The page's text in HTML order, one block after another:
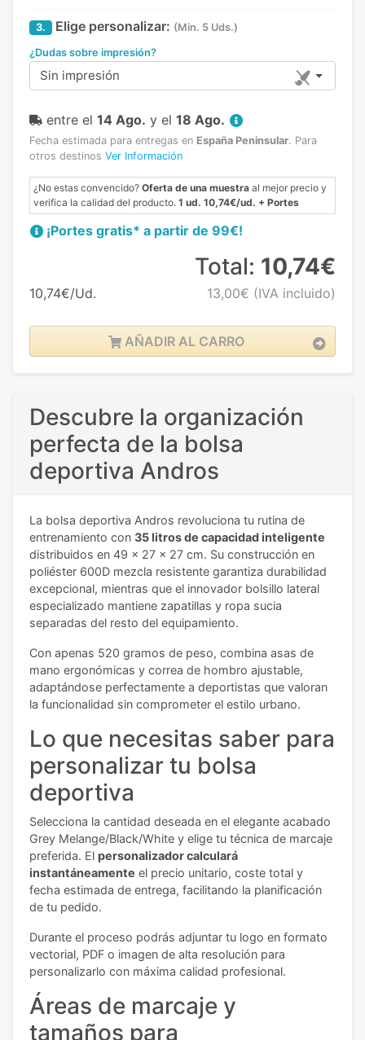
3. Elige personalizar: (Min. 5 Uds.)
¿Dudas sobre impresión?
Sin impresión
entre el 14 Ago. y el 18 Ago.
Fecha estimada para entregas en España Peninsular. Para
otros destinos Ver Información
¿No estas convencido? Oferta de una muestra al mejor precio y
verifica la calidad del producto. 1 ud. 10,74€/ud. + Portes
¡Portes gratis* a partir de 99€!
10,74€/Ud.
Total: 10,74€
13,00€ (IVA incluido)
AÑADIR AL CARRO
Descubre la organización
perfecta de la bolsa
deportiva Andros
La bolsa deportiva Andros revoluciona tu rutina de
entrenamiento con 35 litros de capacidad inteligente
distribuidos en 49 x 27 x 27 cm. Su construcción en
poliéster 600D mezcla resistente garantiza durabilidad
excepcional, mientras que el innovador bolsillo lateral
especializado mantiene zapatillas y ropa sucia
separadas del resto del equipamiento.
Con apenas 520 gramos de peso, combina asas de
mano ergonómicas y correa de hombro ajustable,
adaptándose perfectamente a deportistas que valoran
la funcionalidad sin comprometer el estilo urbano.
Lo que necesitas saber para
personalizar tu bolsa
deportiva
Selecciona la cantidad deseada en el elegante acabado
Grey Melange/Black/White y elige tu técnica de marcaje
preferida. El personalizador calculará
instantáneamente el precio unitario, coste total y
fecha estimada de entrega, facilitando la planificación
de tu pedido.
Durante el proceso podrás adjuntar tu logo en formato
vectorial, PDF o imagen de alta resolución para
personalizarlo con máxima calidad profesional.
Áreas de marcaje y
tamaños para